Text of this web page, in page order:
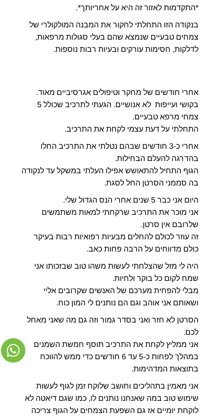
*התקדמות לאזור זה היא על אחריותך*.
בנקודה הזו התחלתי לחקור את המבנה המולקולרי של
צמחים טבעיים שנמצא שהם בעלי סגולות מרפאות,
לדלקות, חסימות עורקים ובעיות רבות נוספות.
אחרי חודשים של מחקר וטיפולים אגרסיביים מאוד.
בקושי ועייפות לא אנושיים. הגעתי לתרכיב שכולל 5
צמחי מרפא טבעיים.
התחלתי על דעת עצמי לקחת את התרכיב.
אחרי כ-3 חודשים שבהם נטלתי את התרכיב החלו
בהדרגה להעלם הבחילות.
הגוף התחיל להתאושש אפילו העלתי במשקל עד לנקודה
בה סממני הסרטן החל לסגת.
היום אני כבר 5 שנים אחרי הנס הגדול שלי.
אני מוכר את התרכיב שרקחתי למאות משתמשים
שלרובם אין סרטן.
זה עוזר לכולם להחלים מבעיות רפואיות רבות בעיקר
כולם מדווחים על הרבה פחות כאב.
היה לי מזל שהצלחתי לעשות משהו טוב שבזכותו אני
שמח לקום כל בוקר ולחיות.
מבלי להפחית מערכם של האנשים שקרובים אליי
ושאותם אני אוהב וגם הם נותנים לי המון כוח.
הסרטן לא חזר ואני בסדר גמור וזה גם מה שאני מאחל
לכם.
אני ממליץ לקחת את התרכיב תוסף חמשת השמנים
במהלך לפחות כ-5 עד 6 חודשים כדי ממש להווכח
בתוצאות המדהימות.
אני מאמין בתהליכים וחושב שלוקח זמן לגוף לעשות
שימוש טוב במה שאנחנו נותנים לו, כמו שגם דיאטה לא
לוקחת יומיים אז גם השפעת הצמחים על הגוף צריכה